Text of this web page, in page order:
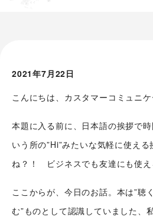
2021年7月22日
こんにちは、カスタマーコミュニケ
本題に入る前に、日本語の挨拶で
いう所の”Hi”みたいな気軽に使え
ね？！ ビジネスでも友達にも使え
ここからが、今日のお話。本は”聴
む”ものとして認識していました、